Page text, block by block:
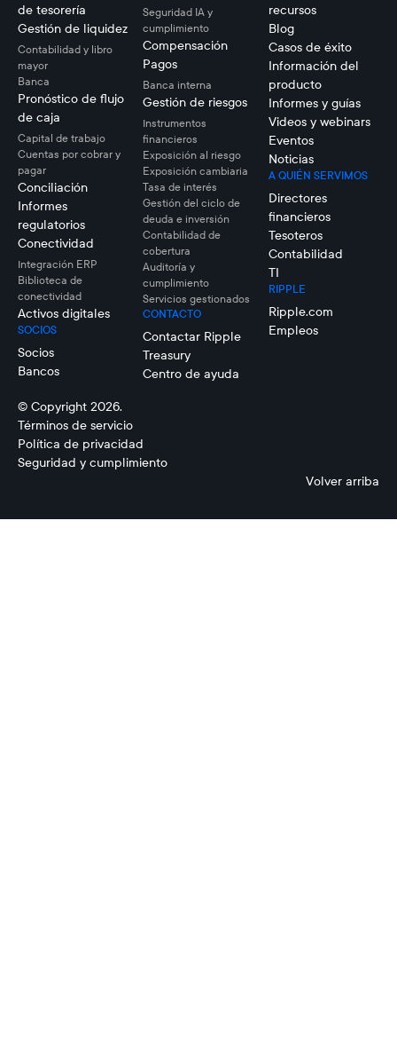
de tesorería
Gestión de liquidez
Contabilidad y libro
mayor
Banca
Pronóstico de flujo
de caja
Capital de trabajo
Cuentas por cobrar y
pagar
Conciliación
Informes
regulatorios
Conectividad
Integración ERP
Biblioteca de
conectividad
Activos digitales
SOCIOS
Socios
Bancos
Seguridad IA y
cumplimiento
Compensación
Pagos
Banca interna
Gestión de riesgos
Instrumentos
financieros
Exposición al riesgo
Exposición cambiaria
Tasa de interés
Gestión del ciclo de
deuda e inversión
Contabilidad de
cobertura
Auditoría y
cumplimiento
Servicios gestionados
CONTACTO
Contactar Ripple
Treasury
Centro de ayuda
recursos
Blog
Casos de éxito
Información del
producto
Informes y guías
Videos y webinars
Eventos
Noticias
A QUIÉN SERVIMOS
Directores
financieros
Tesoteros
Contabilidad
TI
RIPPLE
Ripple.com
Empleos
© Copyright 2026.
Términos de servicio
Política de privacidad
Seguridad y cumplimiento
Volver arriba